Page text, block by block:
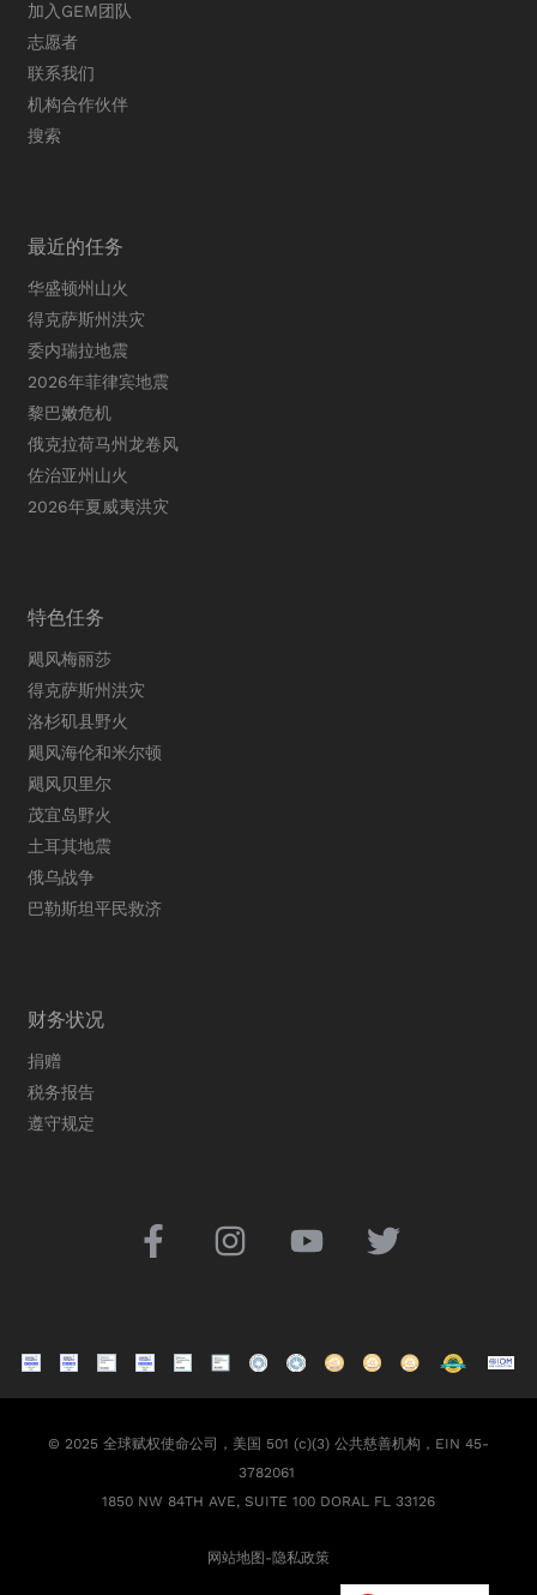
加入GEM团队
志愿者
联系我们
机构合作伙伴
搜索
最近的任务
华盛顿州山火
得克萨斯州洪灾
委内瑞拉地震
2026年菲律宾地震
黎巴嫩危机
俄克拉荷马州龙卷风
佐治亚州山火
2026年夏威夷洪灾
特色任务
飓风梅丽莎
得克萨斯州洪灾
洛杉矶县野火
飓风海伦和米尔顿
飓风贝里尔
茂宜岛野火
土耳其地震
俄乌战争
巴勒斯坦平民救济
财务状况
捐赠
税务报告
遵守规定
© 2025 全球赋权使命公司，美国 501 (c)(3) 公共慈善机构，EIN 45-
3782061
1850 NW 84TH AVE, SUITE 100 DORAL FL 33126
网站地图-隐私政策